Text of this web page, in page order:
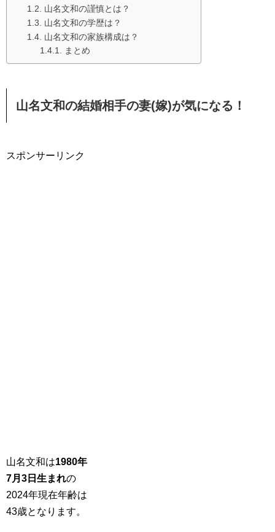
山名文和の謹慎とは？
山名文和の学歴は？
山名文和の家族構成は？
まとめ
山名文和の結婚相手の妻(嫁)が気になる！
スポンサーリンク
山名文和は1980年
7月3日生まれの
2024年現在年齢は
43歳となります。